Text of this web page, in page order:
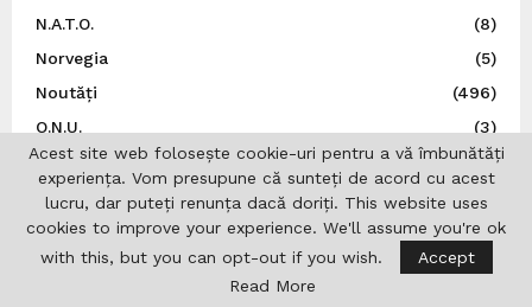
N.A.T.O.
(8)
Norvegia
(5)
Noutăți
(496)
O.N.U.
(3)
Olimpiade
(1)
Opinii
Patronatul European al Femeilor de Afaceri
(1)
Personalități
Acest site web folosește cookie-uri pentru a vă îmbunătăți
experiența. Vom presupune că sunteți de acord cu acest
lucru, dar puteți renunța dacă doriți. This website uses
cookies to improve your experience. We'll assume you're ok
with this, but you can opt-out if you wish.
Accept
Read More